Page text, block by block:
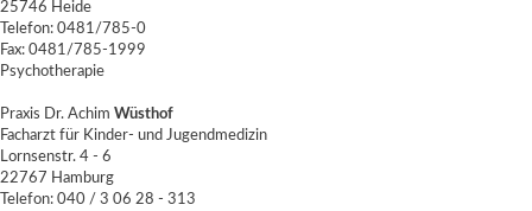
25746 Heide
Telefon: 0481/785-0
Fax: 0481/785-1999
Psychotherapie
Praxis Dr. Achim Wüsthof
Facharzt für Kinder- und Jugendmedizin
Lornsenstr. 4 - 6
22767 Hamburg
Telefon: 040 / 3 06 28 - 313